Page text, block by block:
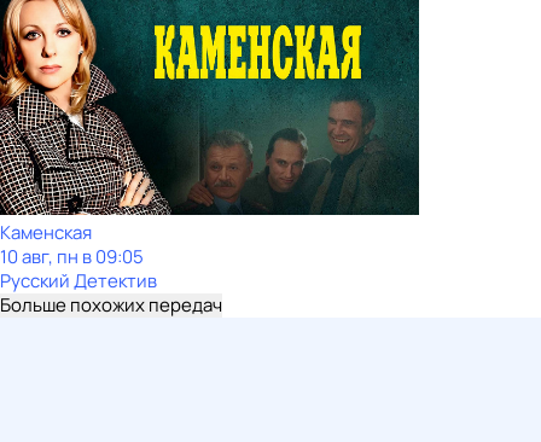
Каменская
10 авг, пн в 09:05
Русский Детектив
Больше похожих передач